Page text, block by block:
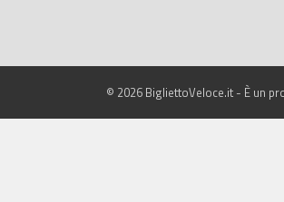
© 2026 BigliettoVeloce.it - È un